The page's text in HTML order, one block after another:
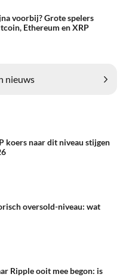
voorbij? Grote spelers
Ethereum en XRP
nieuws
koers naar dit niveau stijgen
oversold-niveau: wat
Ripple ooit mee begon: is